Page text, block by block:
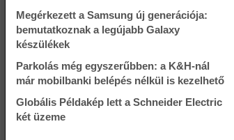
Megérkezett a Samsung új generációja:
bemutatkoznak a legújabb Galaxy
készülékek
Parkolás még egyszerűbben: a K&H-nál
már mobilbanki belépés nélkül is kezelhető
Globális Példakép lett a Schneider Electric
két üzeme